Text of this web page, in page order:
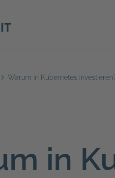
Warum in Kubernetes
in